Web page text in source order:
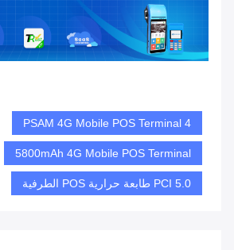
4 PSAM 4G Mobile POS Terminal
5800mAh 4G Mobile POS Terminal
PCI 5.0 طابعة حرارية POS الطرفية